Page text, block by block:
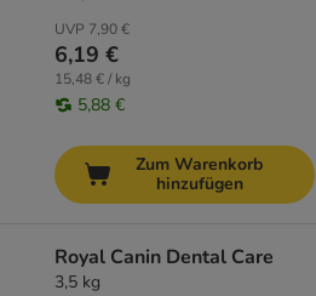
UVP 7,90 €
6,19 €
15,48 € / kg
5,88 €
Zum Warenkorb
hinzufügen
Royal Canin Dental Care
3,5 kg